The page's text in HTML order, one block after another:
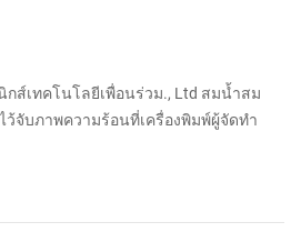
กส์เทคโนโลยีเพื่อนร่วม., Ltd สมน้ำสม
ว้จับภาพความร้อนที่เครื่องพิมพ์ผู้จัดทำ
มพ์แบบเคลื่อนย้ายได้ PTP-ฉัน. นี่ของ
ามีขายมากกว่า 100,000 หน่วย. 1. แห่ง
งานออกแบบ (1) ดร.เกรย์ สีดำและสี
สงสว่าง(ทั้งหมด 235g รวมถึงกระดาษ